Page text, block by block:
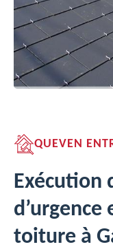
QUEVEN
Exécution
d’urgence
toiture à